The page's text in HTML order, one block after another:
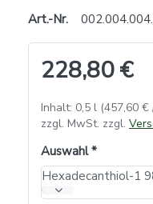
Art.-Nr.
228,80 €
Inhalt: 0,5 l (457,60 €
zzgl. MwSt. zzgl.
Auswahl
Hexadecanthiol-1